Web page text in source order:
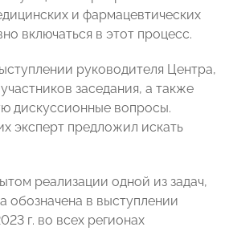
и фармацевтических
включаться в этот процесс.
руководителя Центра,
заседания, а также
дискуссионные вопросы.
эксперт предложил искать
реализации одной из задач,
обозначена в выступлении
г. во всех регионах